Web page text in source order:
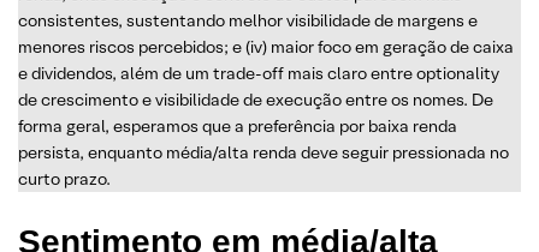
consistentes, sustentando melhor visibilidade de margens e
menores riscos percebidos; e (iv) maior foco em geração de caixa
e dividendos, além de um trade-off mais claro entre optionality
de crescimento e visibilidade de execução entre os nomes. De
forma geral, esperamos que a preferência por baixa renda
persista, enquanto média/alta renda deve seguir pressionada no
curto prazo.
Sentimento em média/alta